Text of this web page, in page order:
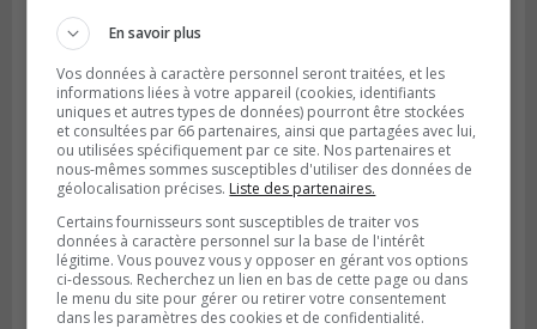
BrossardEn savoir plus
Vos données à caractère personnel seront traitées, et les
informations liées à votre appareil (cookies, identifiants
uniques et autres types de données) pourront être stockées
et consultées par 66 partenaires, ainsi que partagées avec lui,
ou utilisées spécifiquement par ce site. Nos partenaires et
nous-mêmes sommes susceptibles d'utiliser des données de
géolocalisation précises. Liste des partenaires.
Certains fournisseurs sont susceptibles de traiter vos
données à caractère personnel sur la base de l'intérêt
légitime. Vous pouvez vous y opposer en gérant vos options
ci-dessous. Recherchez un lien en bas de cette page ou dans
le menu du site pour gérer ou retirer votre consentement
dans les paramètres des cookies et de confidentialité.